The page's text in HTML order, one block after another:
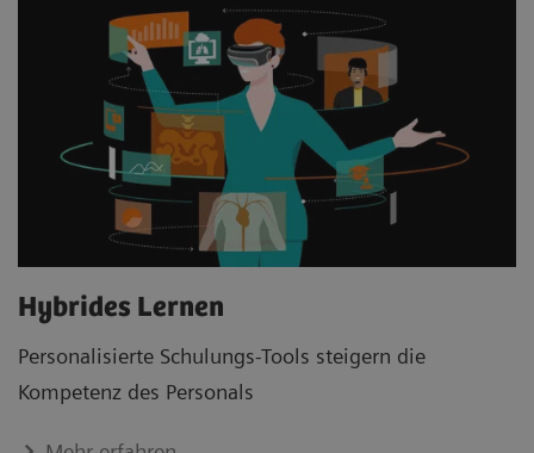
Hybrides Lernen
Personalisierte Schulungs-Tools steigern die
Kompetenz des Personals